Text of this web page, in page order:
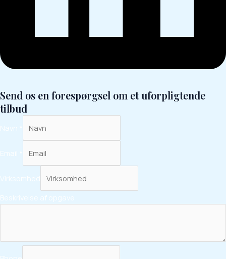
Send os en forespørgsel om et uforpligtende
tilbud
Navn *
Email *
Virksomhed
Beskrivelse af opgave